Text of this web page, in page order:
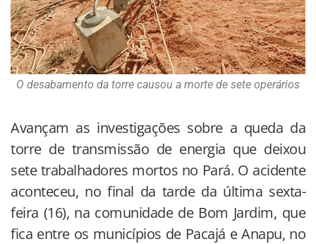
O desabamento da torre causou a morte de sete operários
Avançam as investigações sobre a queda da
torre de transmissão de energia que deixou
sete trabalhadores mortos no Pará. O acidente
aconteceu, no final da tarde da última sexta-
feira (16), na comunidade de Bom Jardim, que
fica entre os municípios de Pacajá e Anapu, no